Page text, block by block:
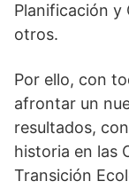
Planificación y
otros.
Por ello, con
afrontar un
resultados,
historia en las
Transición